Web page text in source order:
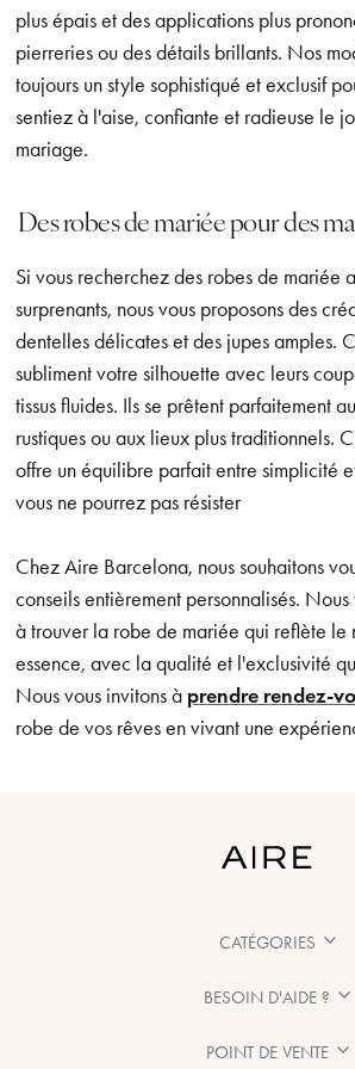
plus épais et des applications plus
pierreries ou des détails brillants. Nos
toujours un style sophistiqué et exclusif
sentiez à l'aise, confiante et radieuse le
mariage.
Des robes de mariée pour des
Si vous recherchez des robes de mariée
surprenants, nous vous proposons des
dentelles délicates et des jupes amples.
subliment votre silhouette avec leurs
tissus fluides. Ils se prêtent parfaitement
rustiques ou aux lieux plus traditionnels.
offre un équilibre parfait entre simplicité
vous ne pourrez pas résister
Chez Aire Barcelona, nous souhaitons
conseils entièrement personnalisés.
à trouver la robe de mariée qui reflète le
essence, avec la qualité et l'exclusivité
Nous vous invitons à prendre rendez-
robe de vos rêves en vivant une
CATÉGORIES
BESOIN D'AIDE ?
POINT DE VENTE